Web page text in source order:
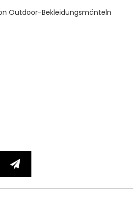
Outdoor-Bekleidungsmänteln